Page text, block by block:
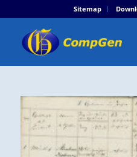
Sitemap